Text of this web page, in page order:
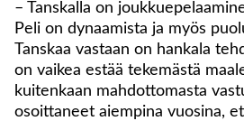
– Tanskalla on
Peli on dynaamista ja myös
Tanskaa vastaan on hankala
on vaikea estää tekemästä
kuitenkaan mahdottomasta
osoittaneet aiempina vuosina,